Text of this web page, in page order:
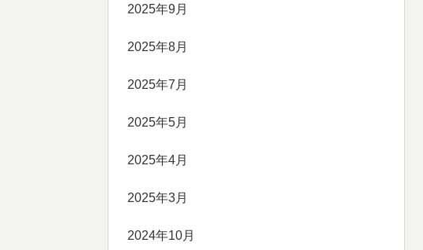
2025年9月
2025年8月
2025年7月
2025年5月
2025年4月
2025年3月
2024年10月